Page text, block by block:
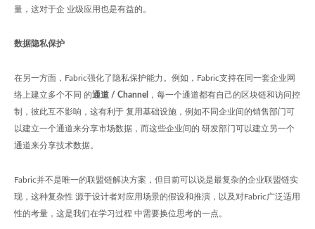
量，这对于企 业级应用也是有益的。
数据隐私保护
在另一方面，Fabric强化了隐私保护能力。例如，Fabric支持在同一套企业网
络上建立多个不同 的通道 / Channel
，每一个通道都有自己的区块链和访问控
制，彼此互不影响，这有利于 复用基础设施，例如不同企业间的销售部门可
以建立一个通道来分享市场数据，而这些企业间的 研发部门可以建立另一个
通道来分享技术数据。
Fabric并不是唯一的联盟链解决方案，但目前可以说是最复杂的企业联盟链实
现，这种复杂性 源于设计者对应用场景的假设和推演，以及对Fabric广泛适用
性的考量，这是我们在学习过程 中需要换位思考的一点。